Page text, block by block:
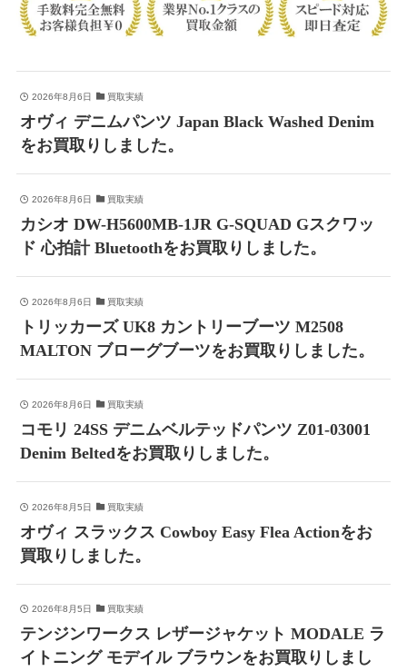
2026年8月6日 買取実績
オヴィ デニムパンツ Japan Black Washed Denim
をお買取りしました。
2026年8月6日 買取実績
カシオ DW-H5600MB-1JR G-SQUAD Gスクワッ
ド 心拍計 Bluetoothをお買取りしました。
2026年8月6日 買取実績
トリッカーズ UK8 カントリーブーツ M2508
MALTON ブローグブーツをお買取りしました。
2026年8月6日 買取実績
コモリ 24SS デニムベルテッドパンツ Z01-03001
Denim Beltedをお買取りしました。
2026年8月5日 買取実績
オヴィ スラックス Cowboy Easy Flea Actionをお
買取りしました。
2026年8月5日 買取実績
テンジンワークス レザージャケット MODALE ラ
イトニング モデイル ブラウンをお買取りしまし